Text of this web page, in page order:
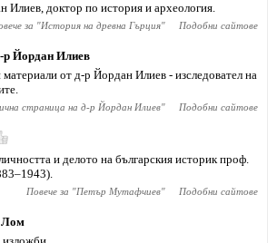
Илиев, доктор по история и археология.
за "История на древна Гърция" Подобни сайтове
р Йордан Илиев
от д-р Йордан Илиев - изследовател на
страница на д-р Йордан Илиев" Подобни сайтове
и делото на българския историк проф.
Повече за "Петър Мутафчиев" Подобни сайтове
Лом